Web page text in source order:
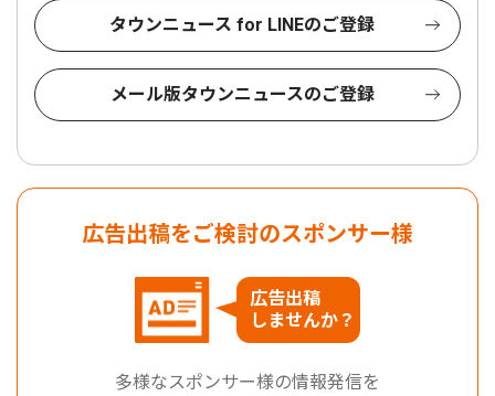
タウンニュース for LINEのご登録
メール版タウンニュースのご登録
広告出稿をご検討のスポンサー様
広告出稿
しませんか？
多様なスポンサー様の情報発信を